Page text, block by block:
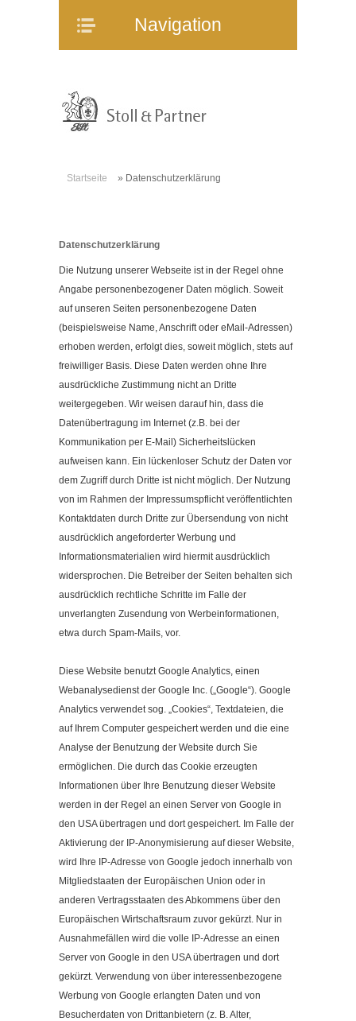
Navigation
Navigation
Mitarbeiter
Online-Service
Partner
Kontakt
Impressum
Cookieeinstellungen ändern
Startseite » Datenschutzerklärung
Datenschutzerklärung
Die Nutzung unserer Webseite ist in der Regel ohne
Angabe personenbezogener Daten möglich. Soweit
auf unseren Seiten personenbezogene Daten
(beispielsweise Name, Anschrift oder eMail-Adressen)
erhoben werden, erfolgt dies, soweit möglich, stets auf
freiwilliger Basis. Diese Daten werden ohne Ihre
ausdrückliche Zustimmung nicht an Dritte
weitergegeben. Wir weisen darauf hin, dass die
Datenübertragung im Internet (z.B. bei der
Kommunikation per E-Mail) Sicherheitslücken
aufweisen kann. Ein lückenloser Schutz der Daten vor
dem Zugriff durch Dritte ist nicht möglich. Der Nutzung
von im Rahmen der Impressumspflicht veröffentlichten
Kontaktdaten durch Dritte zur Übersendung von nicht
ausdrücklich angeforderter Werbung und
Informationsmaterialien wird hiermit ausdrücklich
widersprochen. Die Betreiber der Seiten behalten sich
ausdrücklich rechtliche Schritte im Falle der
unverlangten Zusendung von Werbeinformationen,
etwa durch Spam-Mails, vor.
Diese Website benutzt Google Analytics, einen
Webanalysedienst der Google Inc. („Google“). Google
Analytics verwendet sog. „Cookies“, Textdateien, die
auf Ihrem Computer gespeichert werden und die eine
Analyse der Benutzung der Website durch Sie
ermöglichen. Die durch das Cookie erzeugten
Informationen über Ihre Benutzung dieser Website
werden in der Regel an einen Server von Google in
den USA übertragen und dort gespeichert. Im Falle der
Aktivierung der IP-Anonymisierung auf dieser Website,
wird Ihre IP-Adresse von Google jedoch innerhalb von
Mitgliedstaaten der Europäischen Union oder in
anderen Vertragsstaaten des Abkommens über den
Europäischen Wirtschaftsraum zuvor gekürzt. Nur in
Ausnahmefällen wird die volle IP-Adresse an einen
Server von Google in den USA übertragen und dort
gekürzt. Verwendung von über interessenbezogene
Werbung von Google erlangten Daten und von
Besucherdaten von Drittanbietern (z. B. Alter,